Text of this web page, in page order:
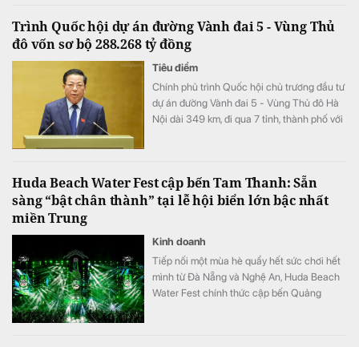
Trình Quốc hội dự án đường Vành đai 5 - Vùng Thủ
đô vốn sơ bộ 288.268 tỷ đồng
Tiêu điểm
Chính phủ trình Quốc hội chủ trương đầu tư
dự án đường Vành đai 5 - Vùng Thủ đô Hà
Nội dài 349 km, đi qua 7 tỉnh, thành phố với
vùng.
Huda Beach Water Fest cập bến Tam Thanh: Sẵn
sàng “bật chân thành” tại lễ hội biển lớn bậc nhất
miền Trung
Kinh doanh
Tiếp nối một mùa hè quẩy hết sức chơi hết
mình từ Đà Nẵng và Nghệ An, Huda Beach
Water Fest chính thức cập bến Quảng